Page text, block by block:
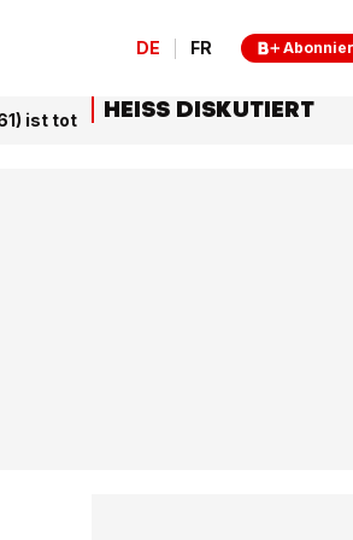
DE FR
ist tot HEISS DISKUTIERT